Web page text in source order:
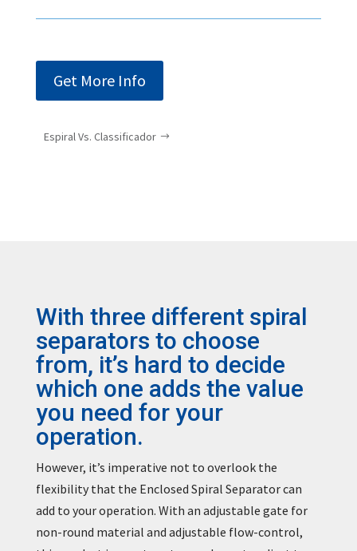
Get More Info
Espiral Vs. Classificador
With three different spiral
separators to choose
from, it’s hard to decide
which one adds the value
you need for your
operation.
However, it’s imperative not to overlook the
flexibility that the Enclosed Spiral Separator can
add to your operation. With an adjustable gate for
non-round material and adjustable flow-control,